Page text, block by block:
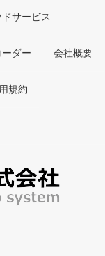
サービス
ダー 会社概要
規約